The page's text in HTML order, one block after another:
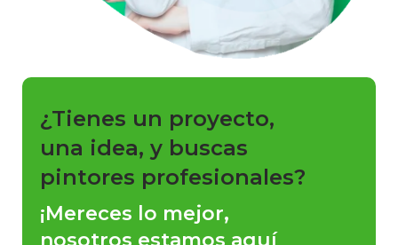
¿Tienes un proyecto,
una idea, y buscas
pintores profesionales?
¡Mereces lo mejor,